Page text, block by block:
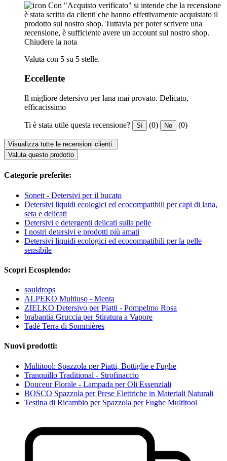
Con "Acquisto verificato" si intende che la recensione
è stata scritta da clienti che hanno effettivamente acquistato il
prodotto sul nostro shop. Tuttavia per poter scrivere una
recensione, è sufficiente avere un account sul nostro shop.
Chiudere la nota
Valuta con 5 su 5 stelle.
Eccellente
Il migliore detersivo per lana mai provato. Delicato,
efficacissimo
Ti è stata utile questa recensione? Sì (0) No (0)
Visualizza tutte le recensioni clienti.
Valuta questo prodotto
Categorie preferite:
Sonett - Detersivi per il bucato
Detersivi liquidi ecologici ed ecocompatibili per capi di lana,
seta e delicati
Detersivi e detergenti delicati sulla pelle
I nostri detersivi e prodotti più amati
Detersivi liquidi ecologici ed ecocompatibili per la pelle
sensibile
Scopri Ecosplendo:
souldrops
ALPEKO Multiuso - Menta
ZIELKO Detersivo per Piatti - Pompelmo Rosa
brabantia Gruccia per Stiratura a Vapore
Tadé Terra di Sommières
Nuovi prodotti:
Multitool: Spazzola per Piatti, Bottiglie e Fughe
Tranquillo Traditional - Strofinaccio
Douceur Florale - Lampada per Oli Essenziali
BOSCO Spazzola per Prese Elettriche in Materiali Naturali
Testina di Ricambio per Spazzola per Fughe Multitool